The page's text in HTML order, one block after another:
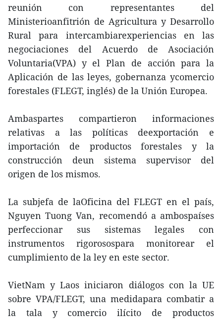
reunión con representantes del
Ministerioanfitrión de Agricultura y Desarrollo
Rural para intercambiarexperiencias en las
negociaciones del Acuerdo de Asociación
Voluntaria(VPA) y el Plan de acción para la
Aplicación de las leyes, gobernanza ycomercio
forestales (FLEGT, inglés) de la Unión Europea.
Ambaspartes compartieron informaciones
relativas a las políticas deexportación e
importación de productos forestales y la
construcción deun sistema supervisor del
origen de los mismos.
La subjefa de laOficina del FLEGT en el país,
Nguyen Tuong Van, recomendó a ambospaíses
perfeccionar sus sistemas legales con
instrumentos rigorosospara monitorear el
cumplimiento de la ley en este sector.
VietNam y Laos iniciaron diálogos con la UE
sobre VPA/FLEGT, una medidapara combatir a
la tala y comercio ilícito de productos